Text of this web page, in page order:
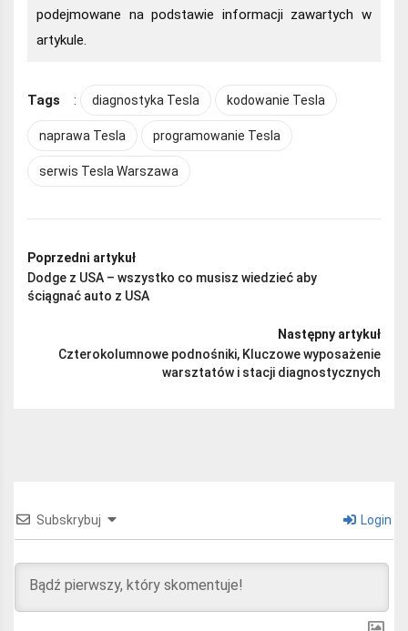
podejmowane na podstawie informacji zawartych w
artykule.
Tags : diagnostyka Tesla kodowanie Tesla
naprawa Tesla programowanie Tesla
serwis Tesla Warszawa
Poprzedni artykuł
Dodge z USA – wszystko co musisz wiedzieć aby
ściągnać auto z USA
Następny artykuł
Czterokolumnowe podnośniki, Kluczowe wyposażenie
warsztatów i stacji diagnostycznych
Subskrybuj Login